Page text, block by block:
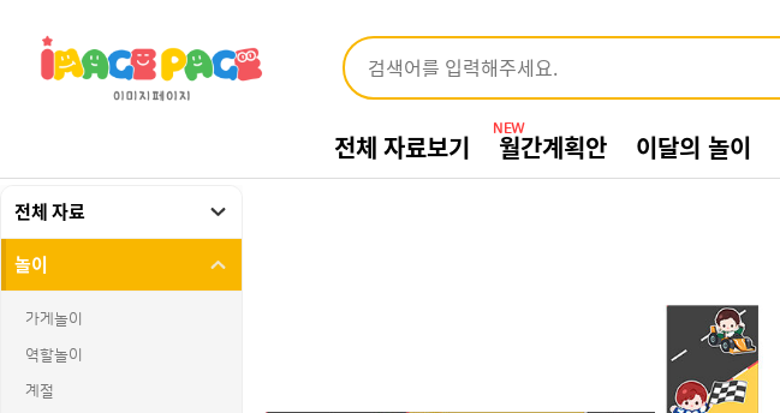
전체 자료보기 NEW
월간계획안 이달의 놀이
전체 자료
놀이
가게놀이
역할놀이
계절